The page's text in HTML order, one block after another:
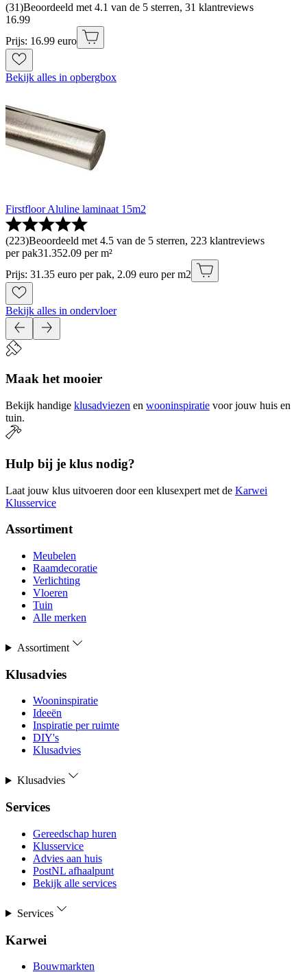
(31)Beoordeeld met 4.1 van de 5 sterren, 31 klantreviews
16.99
Prijs: 16.99 euro
Bekijk alles in opbergbox
Firstfloor Aluline laminaat 15m2
(223)Beoordeeld met 4.5 van de 5 sterren, 223 klantreviews
per pak31 .352.09 per m²
Prijs: 31.35 euro per pak, 2.09 euro per m2
Bekijk alles in ondervloer
Maak het mooier
Bekijk handige klusadviezen en wooninspiratie voor jouw huis en
tuin.
Hulp bij je klus nodig?
Laat jouw klus uitvoeren door een klusexpert met de Karwei
Klusservice
Assortiment
Meubelen
Raamdecoratie
Verlichting
Vloeren
Tuin
Alle merken
Assortiment
Klusadvies
Wooninspiratie
Ideeën
Inspiratie per ruimte
DIY's
Klusadvies
Klusadvies
Services
Gereedschap huren
Klusservice
Advies aan huis
PostNL afhaalpunt
Bekijk alle services
Services
Karwei
Bouwmarkten